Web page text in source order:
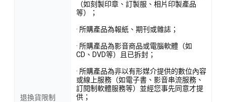
退換貨限制
（如刻製印章、訂製服、相片印製產品
等）；
· 所購產品為報紙、期刊或雜誌；
· 所購產品為影音商品或電腦軟體（如
CD、DVD等）且已拆封；
· 所購產品為非以有形媒介提供的數位內容
或線上服務（如電子書、影音串流服務、
訂閱制軟體服務等）並經您事先同意才提
供；